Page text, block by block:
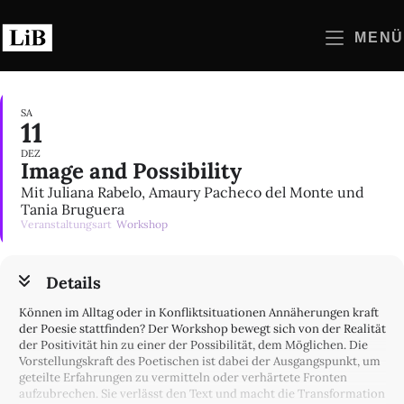
Inhalt
springen
MENÜ
SA
11
DEZ
Image and Possibility
Mit Juliana Rabelo, Amaury Pacheco del Monte und
Tania Bruguera
Veranstaltungsart Workshop
Details
Können im Alltag oder in Konfliktsituationen Annäherungen kraft
der Poesie stattfinden? Der Workshop bewegt sich von der Realität
der Positivität hin zu einer der Possibilität, dem Möglichen. Die
Vorstellungskraft des Poetischen ist dabei der Ausgangspunkt, um
geteilte Erfahrungen zu vermitteln oder verhärtete Fronten
aufzubrechen. Sie verlässt den Text und macht die Transformation